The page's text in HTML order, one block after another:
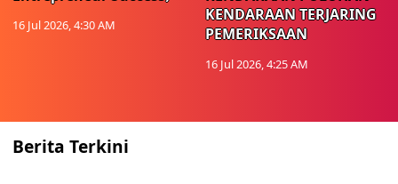
16 Jul 2026, 4:30 AM
KENDARAAN TERJARING
PEMERIKSAAN
16 Jul 2026, 4:25 AM
Berita Terkini